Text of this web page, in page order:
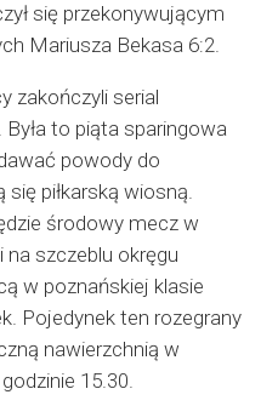
się przekonywującym
Mariusza Bekasa 6:2.
zakończyli serial
to piąta sparingowa
powody do
piłkarską wiosną.
środowy mecz w
szczeblu okręgu
w poznańskiej klasie
Pojedynek ten rozegrany
nawierzchnią w
15.30.